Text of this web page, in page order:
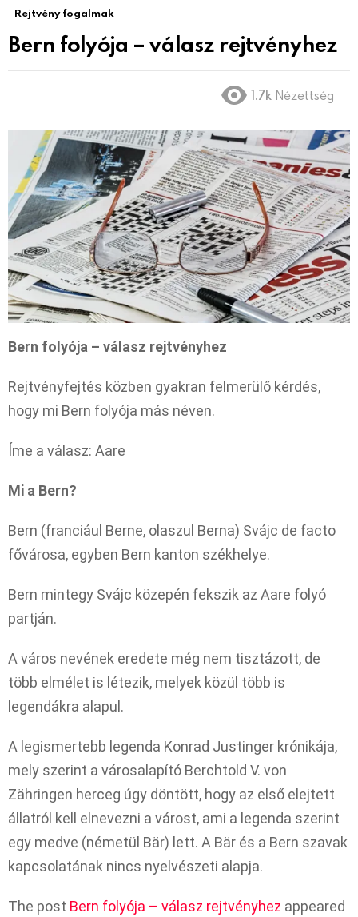
Rejtvény fogalmak
Bern folyója – válasz rejtvényhez
1.7k Nézettség
Bern folyója – válasz rejtvényhez
Rejtvényfejtés közben gyakran felmerülő kérdés,
hogy mi Bern folyója más néven.
Íme a válasz: Aare
Mi a Bern?
Bern (franciául Berne, olaszul Berna) Svájc de facto
fővárosa, egyben Bern kanton székhelye.
Bern mintegy Svájc közepén fekszik az Aare folyó
partján.
A város nevének eredete még nem tisztázott, de
több elmélet is létezik, melyek közül több is
legendákra alapul.
A legismertebb legenda Konrad Justinger krónikája,
mely szerint a városalapító Berchtold V. von
Zähringen herceg úgy döntött, hogy az első elejtett
állatról kell elnevezni a várost, ami a legenda szerint
egy medve (németül Bär) lett. A Bär és a Bern szavak
kapcsolatának nincs nyelvészeti alapja.
The post Bern folyója – válasz rejtvényhez appeared